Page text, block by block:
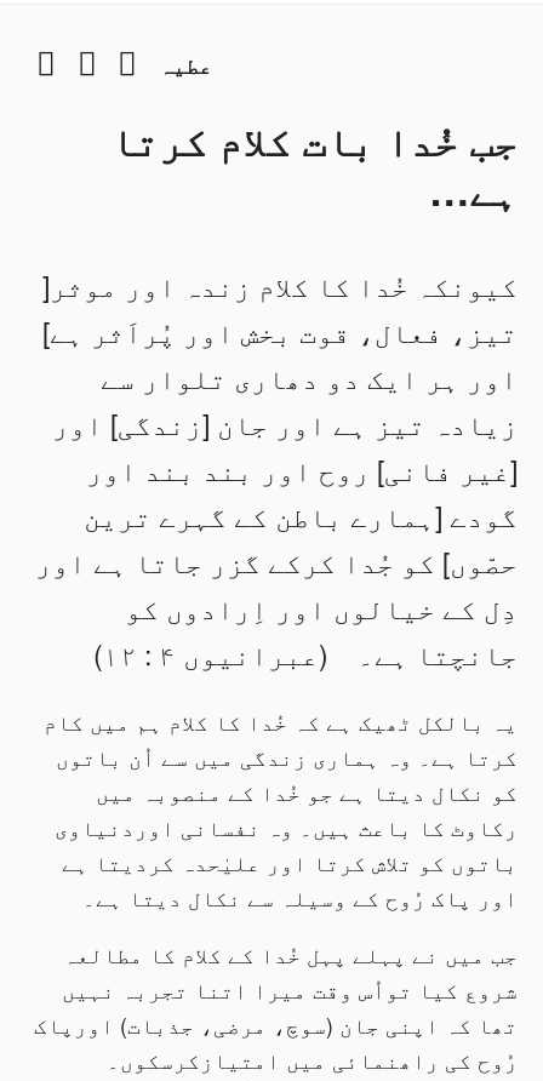
عطیہ Facebook
جب خُدا بات کلام کرتا
ہے…
کیونکہ خُدا کا کلام زندہ اور موثر[
تیز، فعال، قوت بخش اور پُراَثر ہے]
اور ہر ایک دو دھاری تلوار سے
زیادہ تیز ہے اور جان [زندگی] اور
[غیر فانی] روح اور بند بند اور
گودے [ہمارے باطن کے گہرے ترین
حصّوں] کو جُدا کرکے گزر جاتا ہے اور
دِل کے خیالوں اور اِرادوں کو
جانچتا ہے۔ (عبرانیوں ۴ : ۱۲)
یہ بالکل ٹھیک ہے کہ خُدا کا کلام ہم میں کام
کرتا ہے۔ وہ ہماری زندگی میں سے اُن باتوں
کو نکال دیتا ہے جو خُدا کے منصوبہ میں
رکاوٹ کا باعث ہیں۔ وہ نفسانی اوردنیاوی
باتوں کو تلاش کرتا اور علیٰحدہ کردیتا ہے
اور پاک رُوح کے وسیلہ سے نکال دیتا ہے۔
جب میں نے پہلے پہل خُدا کے کلام کا مطالعہ
شروع کیا تواُس وقت میرا اتنا تجربہ نہیں
تھا کہ اپنی جان (سوچ، مرضی، جذبات) اورپاک
رُوح کی راھنمائی میں امتیازکرسکوں۔